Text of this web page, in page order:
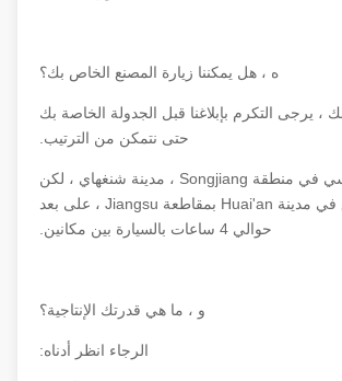
ه ، هل يمكننا زيارة المصنع الخاص بك؟
التكرم بإبلاغنا قبل الجدولة الخاصة بك
حتى نتمكن من الترتيب.
ويقع مكتبنا الرئيسي في منطقة Songjiang ، مدينة شنغهاي ، لكن
مصنعنا يقع في مدينة Huai'an بمقاطعة Jiangsu ، على بعد
حوالي 4 ساعات بالسيارة بين مكانين.
و ، ما هي قدرتك الإنتاجية؟
الرجاء انظر أدناه: